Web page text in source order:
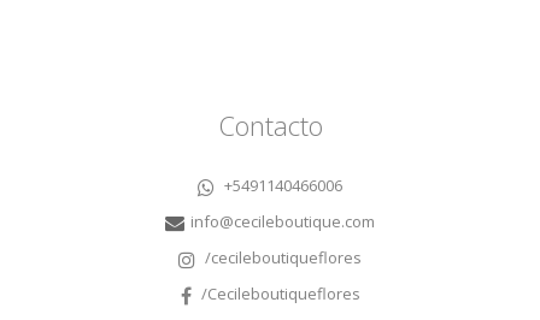
Contacto
+5491140466006
info@cecileboutique.com
/cecileboutiqueflores
/Cecileboutiqueflores